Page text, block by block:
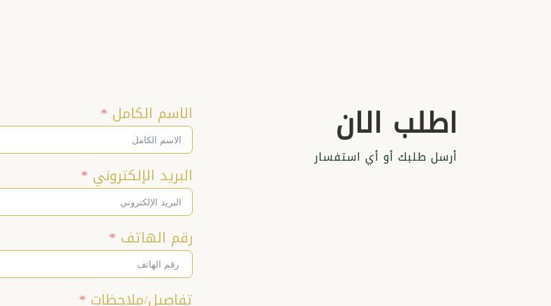
الاسم الكامل
البريد الإلكتروني
رقم الهاتف
تفاصيل/ملاحظات
اطلب الان
أرسل طلبك أو أي استفسار